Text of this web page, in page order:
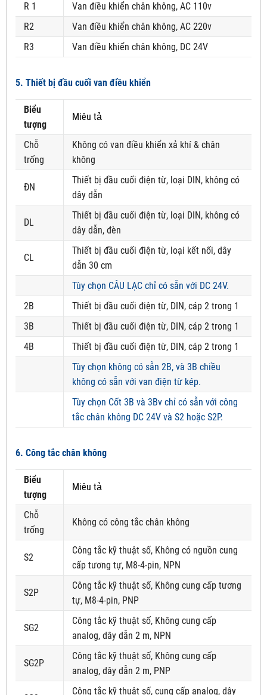
R 1
Van điều khiển chân không, AC 110v
R2
Van điều khiển chân không, AC 220v
R3
Van điều khiển chân không, DC 24V
5. Thiết bị đầu cuối van điều khiển
Biểu
tượng
Miêu tả
Chỗ
trống
Không có van điều khiển xả khí & chân
không
ĐN
Thiết bị đầu cuối điện từ, loại DIN, không có
dây dẫn
DL
Thiết bị đầu cuối điện từ, loại DIN, không có
dây dẫn, đèn
CL
Thiết bị đầu cuối điện từ, loại kết nối, dây
dẫn 30 cm
Tùy chọn CÂU LẠC chỉ có sẵn với DC 24V.
2B
Thiết bị đầu cuối điện từ, DIN, cáp 2 trong 1
3B
Thiết bị đầu cuối điện từ, DIN, cáp 2 trong 1
4B
Thiết bị đầu cuối điện từ, DIN, cáp 2 trong 1
Tùy chọn không có sẵn 2B, và 3B chiều
không có sẵn với van điện từ kép.
Tùy chọn Cốt 3B và 3Bv chỉ có sẵn với công
tắc chân không DC 24V và S2 hoặc S2P.
6. Công tắc chân không
Biểu
tượng
Miêu tả
Chỗ
trống
Không có công tắc chân không
S2
Công tắc kỹ thuật số, Không có nguồn cung
cấp tương tự, M8-4-pin, NPN
S2P
Công tắc kỹ thuật số, Không cung cấp tương
tự, M8-4-pin, PNP
SG2
Công tắc kỹ thuật số, Không cung cấp
analog, dây dẫn 2 m, NPN
SG2P
Công tắc kỹ thuật số, Không cung cấp
analog, dây dẫn 2 m, PNP
Công tắc kỹ thuật số, cung cấp analog, dây